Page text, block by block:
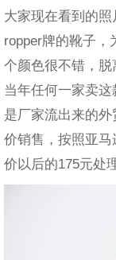
大家现在看到的
ropper牌的靴子，
个颜色很不错，脱
当年任何一家卖
是厂家流出来的
价销售，按照亚
价以后的175元处